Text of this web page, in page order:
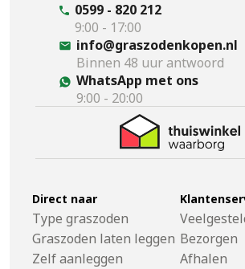
0599 - 820 212
9:00 - 17:00
info@graszodenkopen.nl
Binnen 48 uur antwoord
WhatsApp met ons
9:00 - 20:00
Direct naar
Type graszoden
Graszoden laten leggen
Zelf aanleggen
Bezorgen
Afhalen